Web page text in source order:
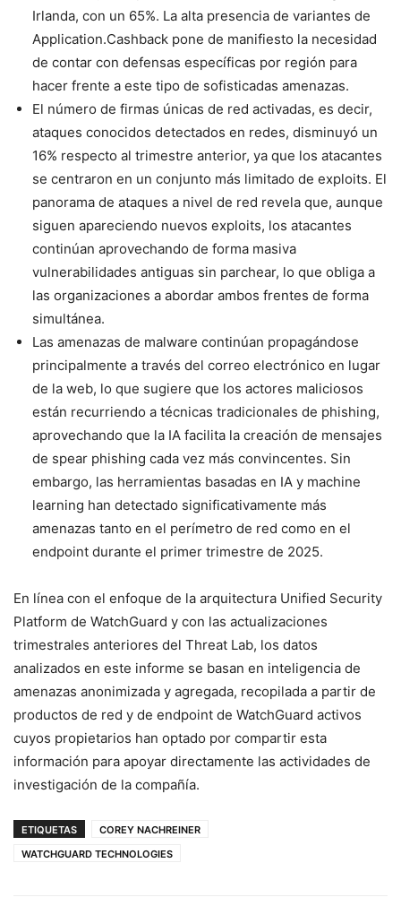
Irlanda, con un 65%. La alta presencia de variantes de
Application.Cashback pone de manifiesto la necesidad
de contar con defensas específicas por región para
hacer frente a este tipo de sofisticadas amenazas.
El número de firmas únicas de red activadas, es decir,
ataques conocidos detectados en redes, disminuyó un
16% respecto al trimestre anterior, ya que los atacantes
se centraron en un conjunto más limitado de exploits. El
panorama de ataques a nivel de red revela que, aunque
siguen apareciendo nuevos exploits, los atacantes
continúan aprovechando de forma masiva
vulnerabilidades antiguas sin parchear, lo que obliga a
las organizaciones a abordar ambos frentes de forma
simultánea.
Las amenazas de malware continúan propagándose
principalmente a través del correo electrónico en lugar
de la web, lo que sugiere que los actores maliciosos
están recurriendo a técnicas tradicionales de phishing,
aprovechando que la IA facilita la creación de mensajes
de spear phishing cada vez más convincentes. Sin
embargo, las herramientas basadas en IA y machine
learning han detectado significativamente más
amenazas tanto en el perímetro de red como en el
endpoint durante el primer trimestre de 2025.
En línea con el enfoque de la arquitectura Unified Security
Platform de WatchGuard y con las actualizaciones
trimestrales anteriores del Threat Lab, los datos
analizados en este informe se basan en inteligencia de
amenazas anonimizada y agregada, recopilada a partir de
productos de red y de endpoint de WatchGuard activos
cuyos propietarios han optado por compartir esta
información para apoyar directamente las actividades de
investigación de la compañía.
ETIQUETAS
COREY NACHREINER
WATCHGUARD TECHNOLOGIES